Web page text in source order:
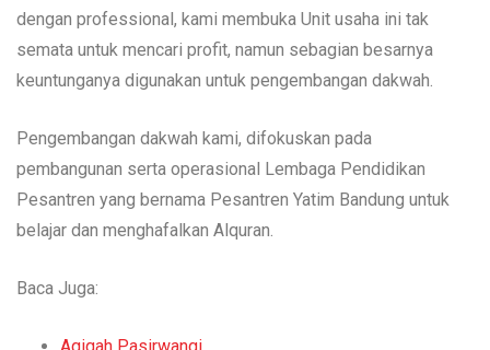
dengan professional, kami membuka Unit usaha ini tak
semata untuk mencari profit, namun sebagian besarnya
keuntunganya digunakan untuk pengembangan dakwah.
Pengembangan dakwah kami, difokuskan pada
pembangunan serta operasional Lembaga Pendidikan
Pesantren yang bernama Pesantren Yatim Bandung untuk
belajar dan menghafalkan Alquran.
Baca Juga:
Aqiqah Pasirwangi